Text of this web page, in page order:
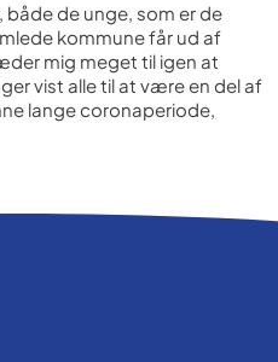
de unge, som er de
kommune får ud af
mig meget til igen at
vist alle til at være en del af
lange coronaperiode,